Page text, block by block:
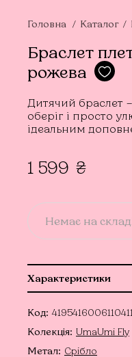
Головна Каталог
Браслет
рожева
Дитячий браслет
оберіг і просто
ідеальним
1 599 ₴
Немає на
Характеристики
Код: 4195416006110411
Колекція: UmaUmi Fly
Метал: Срібло